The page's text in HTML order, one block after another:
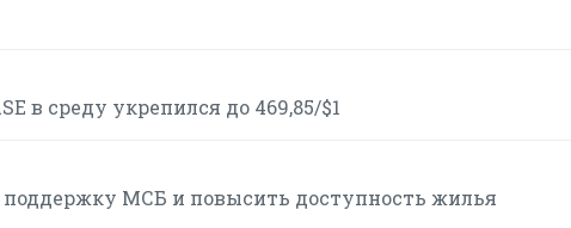
в среду укрепился до 469,85/$1
поддержку МСБ и повысить доступность жилья